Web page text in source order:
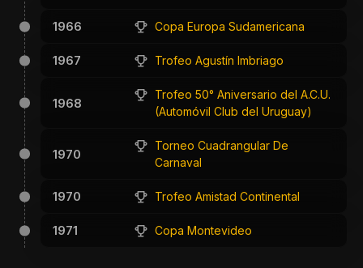
1966 Copa Europa Sudamericana
1967 Trofeo Agustín Imbriago
1968
Trofeo 50° Aniversario del A.C.U.
(Automóvil Club del Uruguay)
1970
Torneo Cuadrangular De
Carnaval
1970 Trofeo Amistad Continental
1971 Copa Montevideo